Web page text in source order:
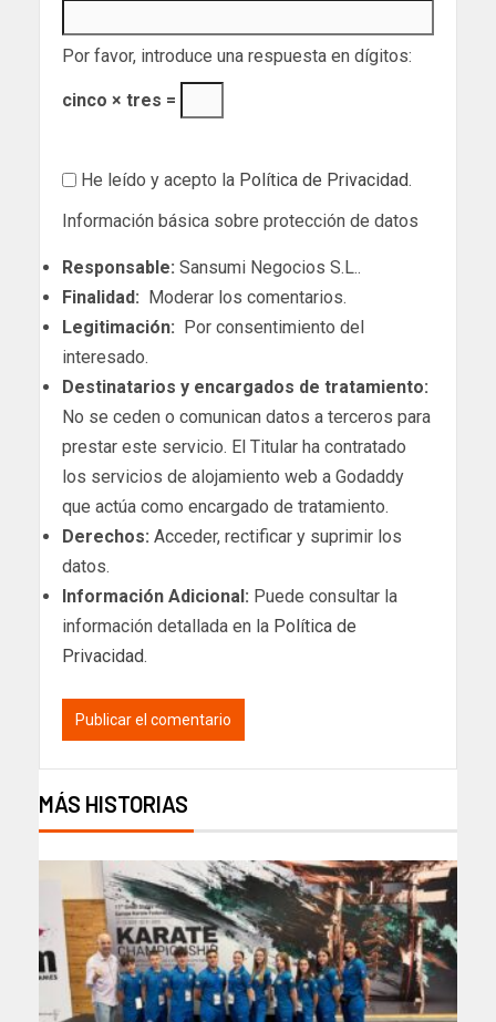
Por favor, introduce una respuesta en dígitos:
cinco × tres =
He leído y acepto la Política de Privacidad.
Información básica sobre protección de datos
Responsable: Sansumi Negocios S.L..
Finalidad: Moderar los comentarios.
Legitimación: Por consentimiento del
interesado.
Destinatarios y encargados de tratamiento:
No se ceden o comunican datos a terceros para
prestar este servicio. El Titular ha contratado
los servicios de alojamiento web a Godaddy
que actúa como encargado de tratamiento.
Derechos: Acceder, rectificar y suprimir los
datos.
Información Adicional: Puede consultar la
información detallada en la Política de
Privacidad.
MÁS HISTORIAS